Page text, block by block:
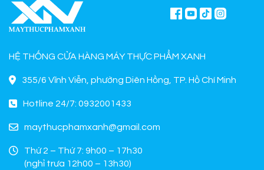
HỆ THỐNG CỬA HÀNG MÁY THỰC PHẨM XANH
355/6 Vĩnh Viễn, phường Diên Hồng, TP. Hồ Chí Minh
Hotline 24/7: 0932001433
maythucphamxanh@gmail.com
Thứ 2 – Thứ 7: 9h00 – 17h30
(nghỉ trưa 12h00 – 13h30)